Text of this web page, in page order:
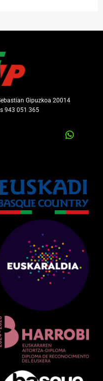
Gipuzkoa 20014
943 051 365